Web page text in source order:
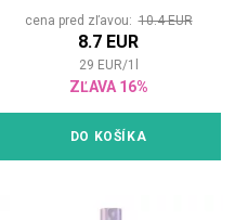
cena pred zľavou:10.4 EUR
8.7 EUR
29 EUR/1
ZĽAVA 16%
DO KOŠÍKA